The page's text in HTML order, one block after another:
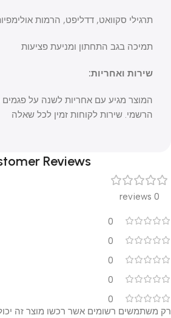
תרגילי סקוואט, דדליפט, הרמות
תמיכה בגב התחתון ומניעת פציעות
שירות ואחריות:
המוצר מגיע עם אחריות לשנה על פגמים
הרשמי. שירות לקוחות זמין לכל שאלה
Reviews
0 reviews
0
0
0
0
0
רק משתמשים רשומים אשר רכשו מוצר זה